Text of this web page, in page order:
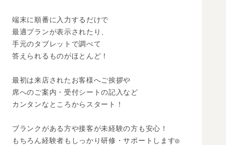
端末に順番に入力するだけで
最適プランが表示されたり、
手元のタブレットで調べて
答えられるものがほとんど！
最初は来店されたお客様へご挨拶や
席へのご案内・受付シートの記入など
カンタンなところからスタート！
ブランクがある方や接客が未経験の方も安心！
もちろん経験者もしっかり研修・サポートします◎